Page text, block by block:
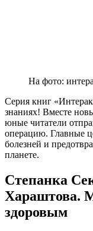
На фото:
Серия книг
знаниях! Вместе
юные читатели
операцию. Главные
болезней и
планете.
Степанка
Хараштова.
здоровым